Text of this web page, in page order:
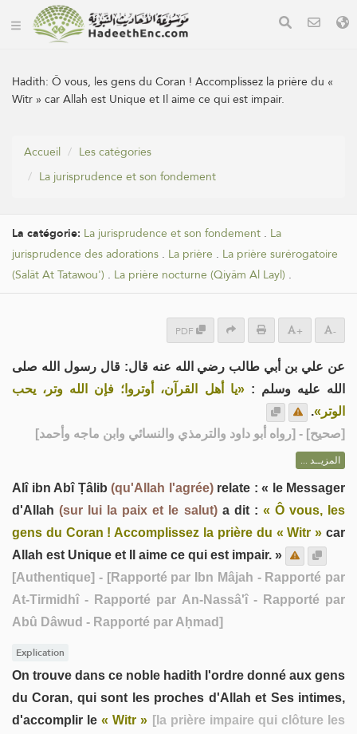
Hadith:Ô vous, les gens du Coran ! Accomplissez la prière du «
Witr » car Allah est Unique et Il aime ce qui est impair.
Accueil
Les catégories
La jurisprudence et son fondement
La catégorie: La jurisprudence et son fondement . La
jurisprudence des adorations . La prière . La prière surérogatoire
(Salât At Tatawou') . La prière nocturne (Qiyâm Al Layl) .
PDF + -
عن علي بن أبي طالب رضي الله عنه قال: قال رسول الله صلى
الله عليه وسلم :«يا أهل القرآن، أوتروا؛ فإن الله وتر، يحب
الوتر».
[صحيح] - [رواه أبو داود والترمذي والنسائي وابن ماجه وأحمد]
المزيــد ...
Alî ibn Abî Ṭâlib (qu'Allah l'agrée)relate : « le Messager
d'Allah(sur lui la paix et le salut)a dit : « Ô vous, les
gens du Coran ! Accomplissez la prière du « Witr » car
Allah est Unique et Il aime ce qui est impair. »
[Authentique] - [Rapporté par Ibn Mâjah - Rapporté par
At-Tirmidhî - Rapporté par An-Nassâ'î - Rapporté par
Abû Dâwud - Rapporté par Aḥmad]
Explication
On trouve dans ce noble hadith l'ordre donné aux gens
du Coran, qui sont les proches d'Allah et Ses intimes,
d'accomplir le« Witr » [la prière impaire qui clôture les